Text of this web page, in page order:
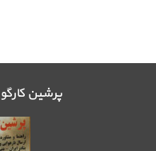
پرشین کارگو